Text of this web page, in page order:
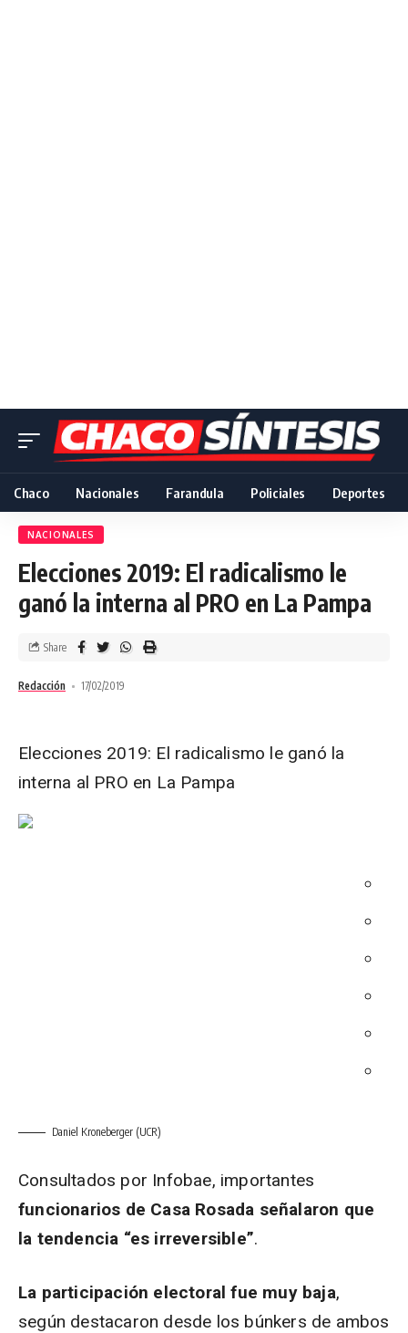
Chaco Nacionales Farandula Policiales Deportes
NACIONALES
Elecciones 2019: El radicalismo le
ganó la interna al PRO en La Pampa
Redacción 17/02/2019
Share
Elecciones 2019: El radicalismo le ganó la
interna al PRO en La Pampa
Daniel Kroneberger (UCR)
Consultados por Infobae, importantes
funcionarios de Casa Rosada señalaron que
la tendencia “es irreversible”.
La participación electoral fue muy baja,
según destacaron desde los búnkers de ambos